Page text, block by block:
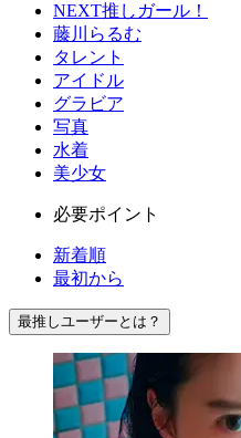
NEXT推しガール！
藤川らるむ
タレント
アイドル
グラビア
写真
水着
美少女
必要ポイント
新着順
最初から
最推しユーザーとは？